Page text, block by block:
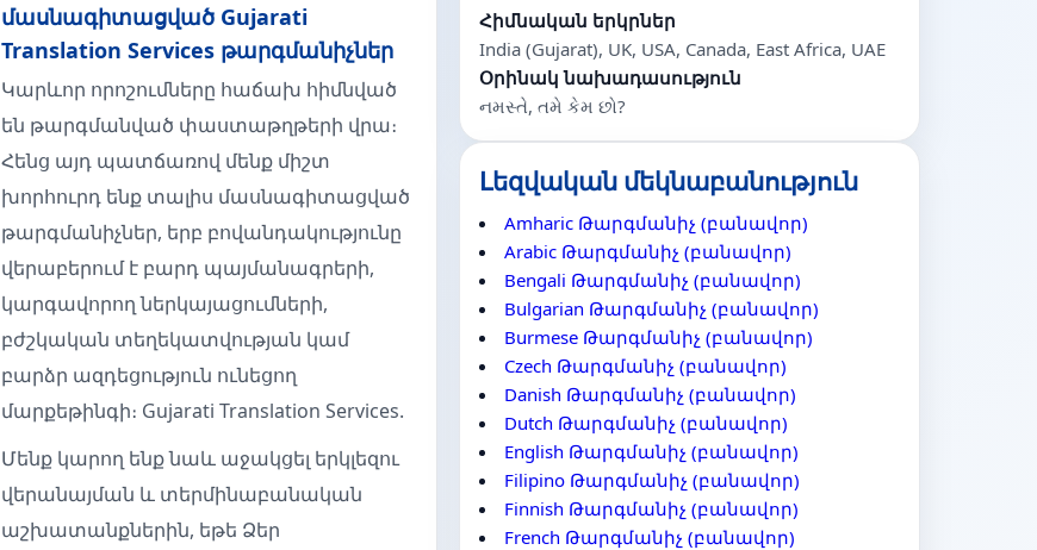
մասնագիտացված Gujarati
Translation Services թարգմանիչներ
Կարևոր որոշումները հաճախ հիմնված
են թարգմանված փաստաթղթերի վրա։
Հենց այդ պատճառով մենք միշտ
խորհուրդ ենք տալիս մասնագիտացված
թարգմանիչներ, երբ բովանդակությունը
վերաբերում է բարդ պայմանագրերի,
կարգավորող ներկայացումների,
բժշկական տեղեկատվության կամ
բարձր ազդեցություն ունեցող
մարքեթինգի։ Gujarati Translation Services.
Մենք կարող ենք նաև աջակցել երկլեզու
վերանայման և տերմինաբանական
աշխատանքներին, եթե Ձեր
Հիմնական երկրներ
India (Gujarat), UK, USA, Canada, East Africa, UAE
Օրինակ նախադասություն
નમસ્તે, તમે કેમ છો?
Լեզվական մեկնաբանություն
Amharic Թարգմանիչ (բանավոր)
Arabic Թարգմանիչ (բանավոր)
Bengali Թարգմանիչ (բանավոր)
Bulgarian Թարգմանիչ (բանավոր)
Burmese Թարգմանիչ (բանավոր)
Czech Թարգմանիչ (բանավոր)
Danish Թարգմանիչ (բանավոր)
Dutch Թարգմանիչ (բանավոր)
English Թարգմանիչ (բանավոր)
Filipino Թարգմանիչ (բանավոր)
Finnish Թարգմանիչ (բանավոր)
French Թարգմանիչ (բանավոր)